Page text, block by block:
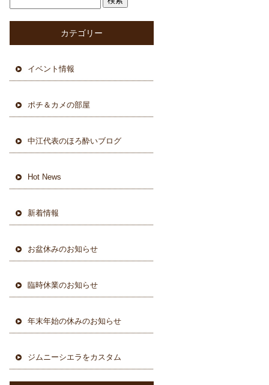
カテゴリー
イベント情報
ポチ＆カメの部屋
中江代表のほろ酔いブログ
Hot News
新着情報
お盆休みのお知らせ
臨時休業のお知らせ
年末年始の休みのお知らせ
ジムニーシエラをカスタム